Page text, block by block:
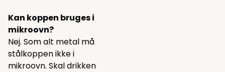
Kan koppen bruges i
mikroovn?
Nej. Som alt metal må
stålkoppen ikke i
mikroovn. Skal drikken